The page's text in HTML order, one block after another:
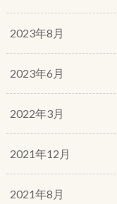
2023年8月
2023年6月
2022年3月
2021年12月
2021年8月